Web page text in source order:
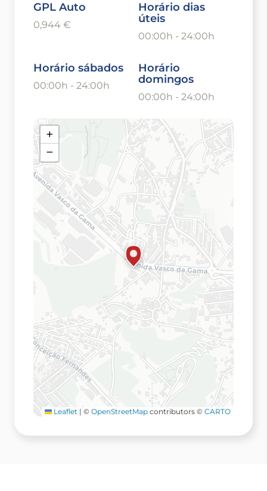
GPL Auto
0,944 €
Horário dias
úteis
00:00h - 24:00h
Horário sábados
00:00h - 24:00h
Horário
domingos
00:00h - 24:00h
+
−
Leaflet | © OpenStreetMap contributors © CARTO